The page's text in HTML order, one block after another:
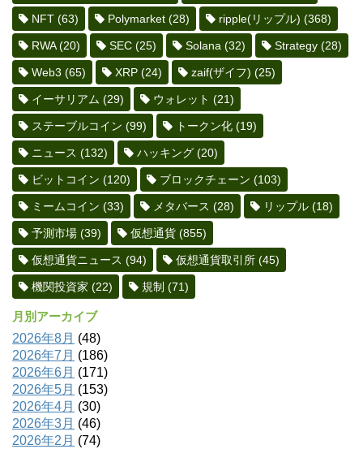
NFT (63) Polymarket (28) ripple(リップル) (368)
RWA(20) SEC (25) Solana (32) Strategy (28)
Web3 (65) XRP (24) zaif(ザイフ) (25)
イーサリアム (29) ウォレット (21)
ステーブルコイン (99) トークン化 (19)
ニュース (132) ハッキング (20)
ビットコイン (120) ブロックチェーン (103)
ミームコイン (33) メタバース (28) リップル (18)
予測市場 (39) 仮想通貨 (855)
仮想通貨ニュース (94) 仮想通貨取引所 (45)
機関投資家 (22) 規制 (71)
月別アーカイブ
2026年8月 (48)
2026年7月 (186)
2026年6月 (171)
2026年5月 (153)
2026年4月 (30)
2026年3月 (46)
2026年2月 (74)